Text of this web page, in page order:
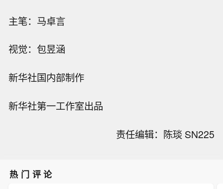
主笔：马卓言
视觉：包昱涵
新华社国内部制作
新华社第一工作室出品
责任编辑：陈琰 SN225
热门评论